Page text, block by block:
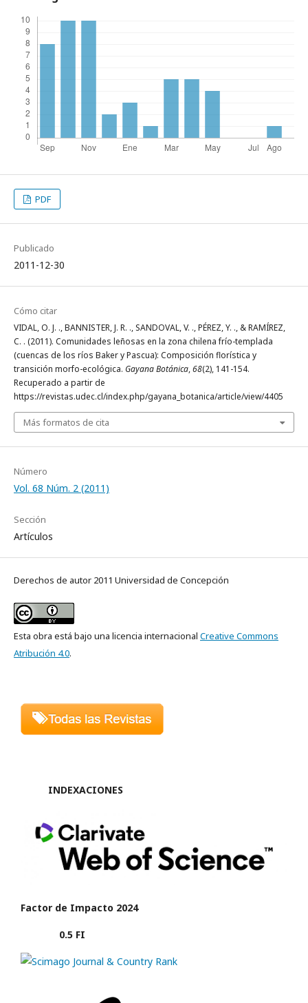
PDF
Publicado
2011-12-30
Cómo citar
VIDAL, O. J. ., BANNISTER, J. R. ., SANDOVAL, V. ., PÉREZ, Y. ., & RAMÍREZ,
C. . (2011). Comunidades leñosas en la zona chilena frío-templada
(cuencas de los ríos Baker y Pascua): Composición florística y
transición morfo-ecológica. Gayana Botánica,68(2), 141-154.
Recuperado a partir de
https://revistas.udec.cl/index.php/gayana_botanica/article/view/4405
Más formatos de cita
Número
Vol. 68 Núm. 2 (2011)
Sección
Artículos
Derechos de autor 2011 Universidad de Concepción
Esta obra está bajo una licencia internacional Creative Commons
Atribución 4.0.
INDEXACIONES
Factor de Impacto 2024
0.5 FI